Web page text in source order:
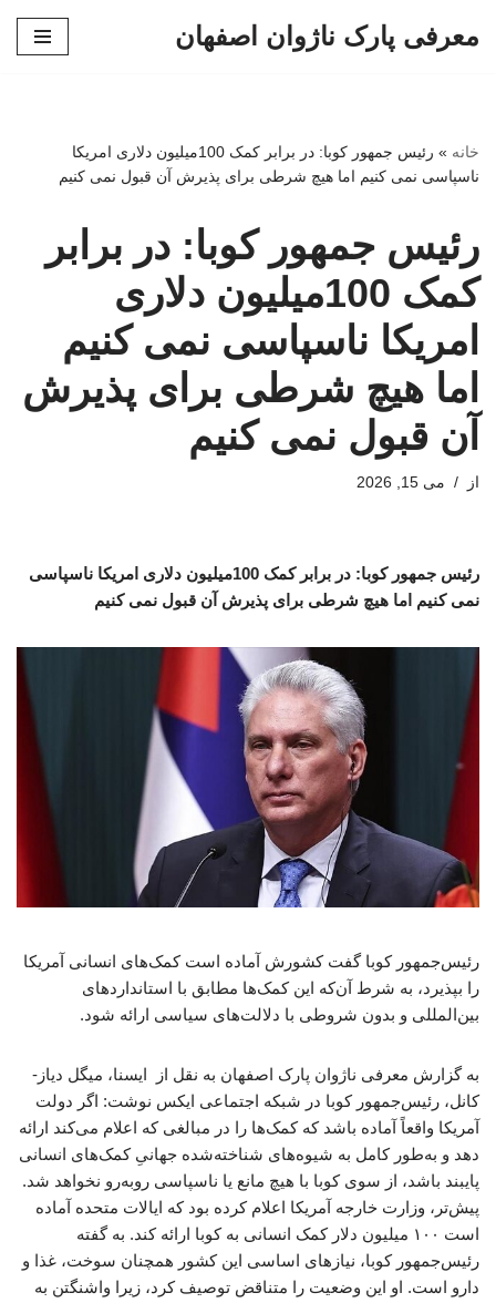
معرفی پارک ناژوان اصفهان
خانه »
رئیس جمهور کوبا: در برابر کمک 100میلیون دلاری امریکا
ناسپاسی نمی کنیم اما هیچ شرطی برای پذیرش آن قبول نمی کنیم
رئیس جمهور کوبا: در برابر
کمک 100میلیون دلاری
امریکا ناسپاسی نمی کنیم
اما هیچ شرطی برای پذیرش
آن قبول نمی کنیم
از می 15, 2026
رئیس جمهور کوبا: در برابر کمک 100میلیون دلاری امریکا ناسپاسی
نمی کنیم اما هیچ شرطی برای پذیرش آن قبول نمی کنیم
رئیس‌جمهور کوبا گفت کشورش آماده است کمک‌های انسانی آمریکا
را بپذیرد، به شرط آن‌که این کمک‌ها مطابق با استانداردهای
بین‌المللی و بدون شروطی با دلالت‌های سیاسی ارائه شود.
به گزارش معرفی ناژوان پارک اصفهان به نقل از ایسنا،‌ میگل دیاز-
کانل، رئیس‌جمهور کوبا در شبکه اجتماعی ایکس نوشت: اگر دولت
آمریکا واقعاً آماده باشد که کمک‌ها را در مبالغی که اعلام می‌کند ارائه
دهد و به‌طور کامل به شیوه‌های شناخته‌شده جهانیِ کمک‌های انسانی
پایبند باشد، از سوی کوبا با هیچ مانع یا ناسپاسی روبه‌رو نخواهد شد.
پیش‌تر، وزارت خارجه آمریکا اعلام کرده بود که ایالات متحده آماده
است ۱۰۰ میلیون دلار کمک انسانی به کوبا ارائه کند. به گفته
رئیس‌جمهور کوبا، نیازهای اساسی این کشور همچنان سوخت، غذا و
دارو است. او این وضعیت را متناقض توصیف کرد، زیرا واشنگتن به